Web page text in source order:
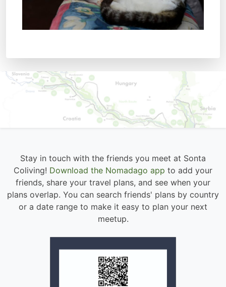
Stay in touch with the friends you meet at Sonta
Coliving! Download the Nomadago app to add your
friends, share your travel plans, and see when your
plans overlap. You can search friends' plans by country
or a date range to make it easy to plan your next
meetup.